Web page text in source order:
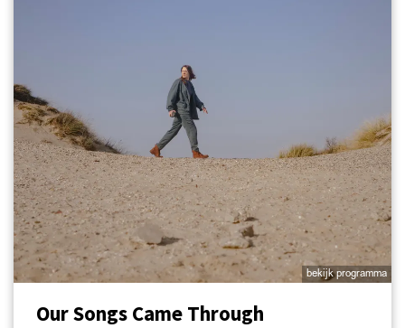
bekijk programma
Our Songs Came Through